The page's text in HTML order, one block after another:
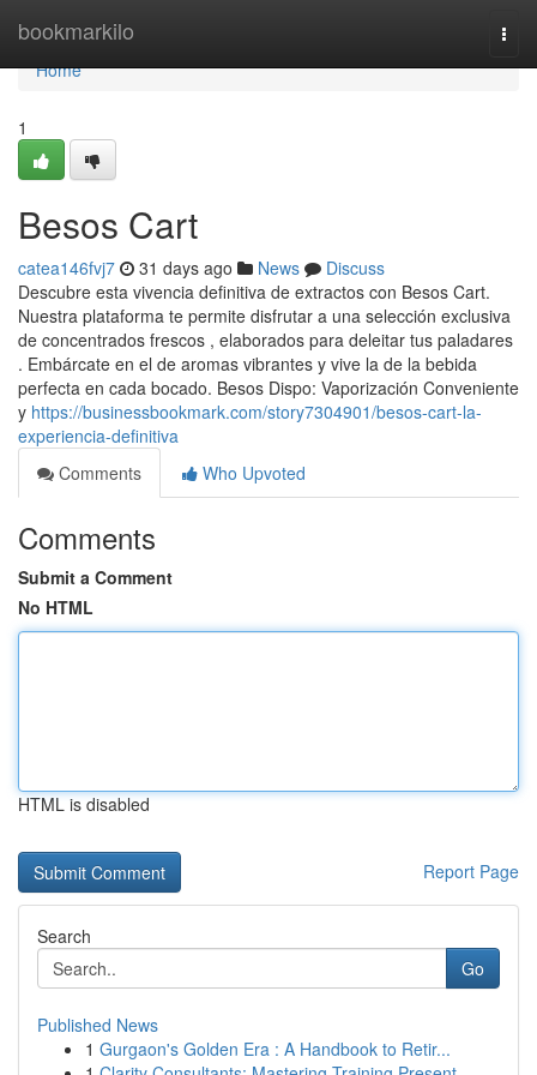
bookmarkilo
Home
Home
1
Besos Cart
catea146fvj7 31 days ago News
Discuss
Descubre esta vivencia definitiva de extractos con Besos Cart.
Nuestra plataforma te permite disfrutar a una selección exclusiva
de concentrados frescos , elaborados para deleitar tus paladares
. Embárcate en el de aromas vibrantes y vive la de la bebida
perfecta en cada bocado. Besos Dispo: Vaporización Conveniente
y https://businessbookmark.com/story7304901/besos-cart-la-
experiencia-definitiva
Comments
Who Upvoted
Comments
Submit a Comment
No HTML
HTML is disabled
Report Page
Search
Go
Published News
1 Gurgaon's Golden Era : A Handbook to Retir...